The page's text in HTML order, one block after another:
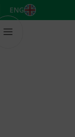
ENG